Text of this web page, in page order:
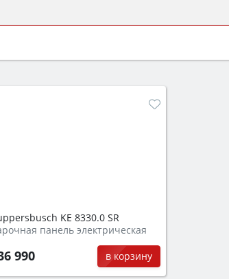
(конвекция, гриль,
KE 8330.0 SR
панель электрическая
990 в корзину